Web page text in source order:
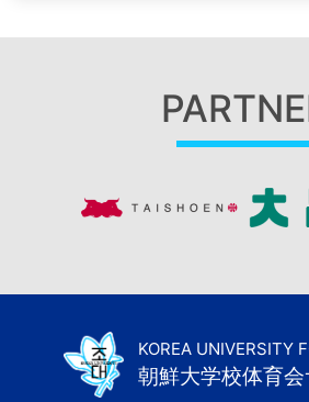
KOREA UNIVERSITY
朝鮮大学校体育